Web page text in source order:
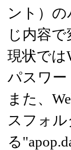
ント）
じ内容
現状では
パスワ
また、
スフォ
る